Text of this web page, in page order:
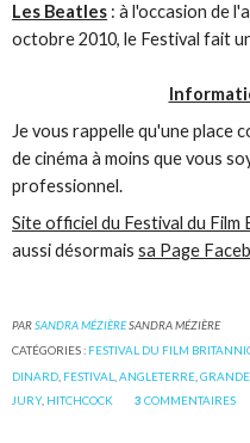
Les Beatles : à l'occasion de
octobre 2010, le Festival fait
Je vous rappelle qu'une place
de cinéma à moins que vous
professionnel.
Site officiel du Festival du
aussi désormaissa Page
PARSANDRA MÉZIÈRESANDRA MÉZIÈRE
CATÉGORIES : FESTIVAL DU FILM
DINARD, FESTIVAL,ANGLETERRE,
JURY, HITCHCOCK 3 COMMENTAIRES